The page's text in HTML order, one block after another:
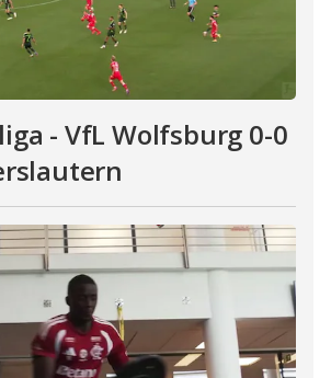
- VfL Wolfsburg 0-0